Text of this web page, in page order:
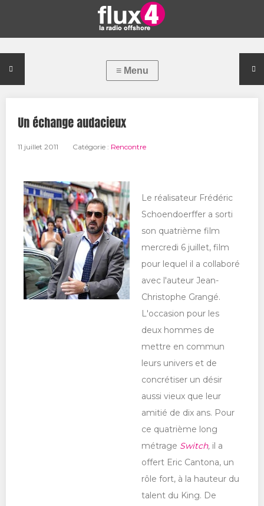
Un échange audacieux
11 juillet 2011 Catégorie : Rencontre
Le réalisateur Frédéric
Schoendoerffer a sorti
son quatrième film
mercredi 6 juillet, film
pour lequel il a collaboré
avec l'auteur Jean-
Christophe Grangé.
L'occasion pour les
deux hommes de
mettre en commun
leurs univers et de
concrétiser un désir
aussi vieux que leur
amitié de dix ans. Pour
ce quatrième long
métrage Switch, il a
offert Eric Cantona, un
rôle fort, à la hauteur du
talent du King. De